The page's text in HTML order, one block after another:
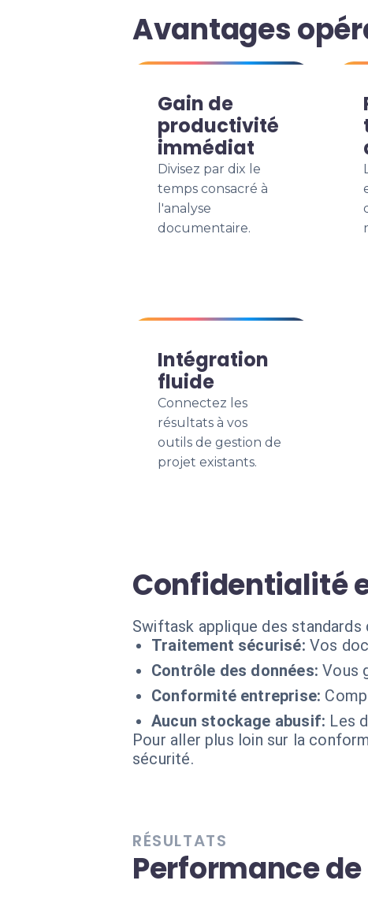
Avantages
Gain de
productivité
immédiat
Divisez par dix le
temps consacré à
l'analyse
documentaire.
Intégration
fluide
Connectez les
résultats à vos
outils de gestion de
projet existants.
Confidentialité
Swiftask applique des
Traitement sécurisé: Vos
Contrôle des données: Vous
Conformité entreprise:
Aucun stockage abusif: Les
Pour aller plus loin sur la
sécurité.
RÉSULTATS
Performance